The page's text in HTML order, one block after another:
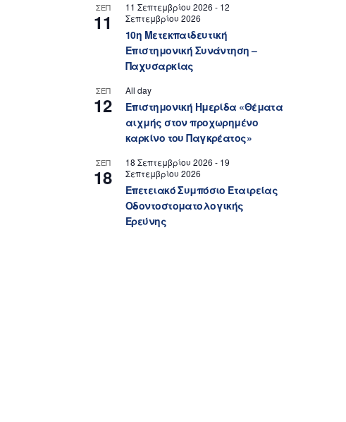
ΣΕΠ
11
11 Σεπτεμβρίου 2026 - 12
Σεπτεμβρίου 2026
10η Μετεκπαιδευτική
Επιστημονική Συνάντηση –
Παχυσαρκίας
ΣΕΠ
12
All day
Επιστημονική Ημερίδα «Θέματα
αιχμής στον προχωρημένο
καρκίνο του Παγκρέατος»
ΣΕΠ
18
18 Σεπτεμβρίου 2026 - 19
Σεπτεμβρίου 2026
Επετειακό Συμπόσιο Εταιρείας
Οδοντοστοματολογικής
Ερεύνης